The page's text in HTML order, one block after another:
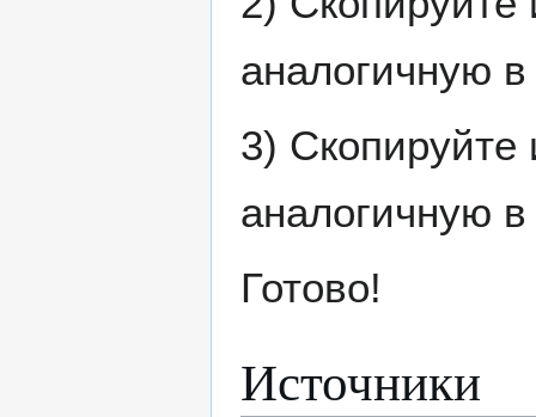
аналогичную
3) Скопируйте
аналогичную
Готово!
Источники